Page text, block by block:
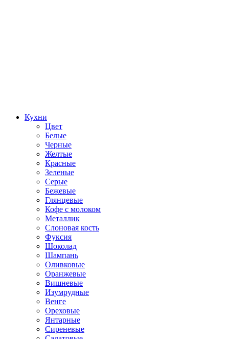
Кухни
Цвет
Белые
Черные
Желтые
Красные
Зеленые
Серые
Бежевые
Глянцевые
Кофе с молоком
Металлик
Слоновая кость
Фуксия
Шоколад
Шампань
Оливковые
Оранжевые
Вишневые
Изумрудные
Венге
Ореховые
Янтарные
Сиреневые